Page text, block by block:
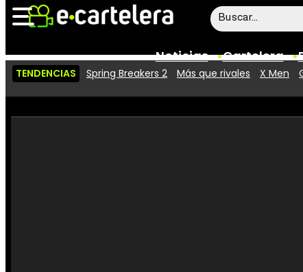
Noticias Cartelera
Vídeos
Taquilla
TENDENCIAS Spring Breakers 2 Más que rivales X Men